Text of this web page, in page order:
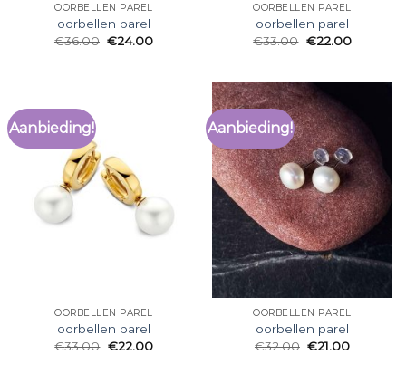
OORBELLEN PAREL
oorbellen parel
€36.00 €24.00
OORBELLEN PAREL
oorbellen parel
€33.00 €22.00
Aanbieding!
OORBELLEN PAREL
oorbellen parel
€33.00 €22.00
Aanbieding!
OORBELLEN PAREL
oorbellen parel
€32.00 €21.00